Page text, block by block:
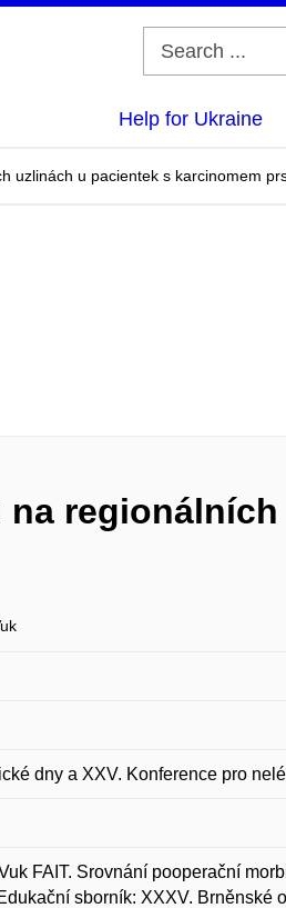
Help for Ukraine
uzlinách u pacientek s karcinomem
dny a XXV. Konference pro
FAIT. Srovnání pooperační
sborník: XXXV. Brněnské